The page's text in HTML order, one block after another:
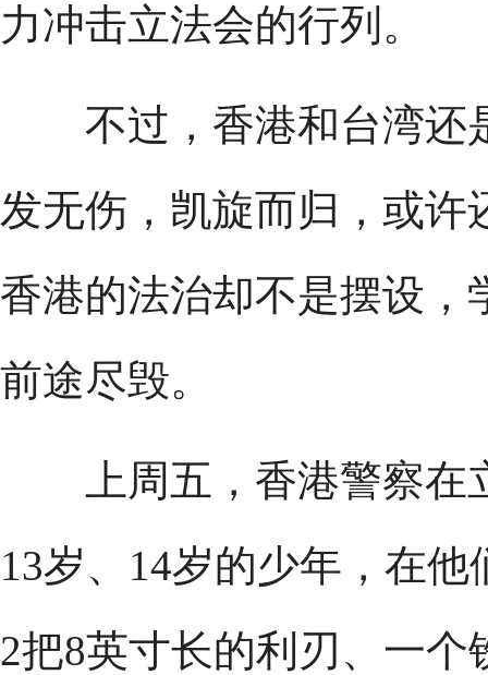
力冲击立法会的行列。
不过，香港和台湾还
发无伤，凯旋而归，或许
香港的法治却不是摆设，
前途尽毁。
上周五，香港警察在
13岁、14岁的少年，在
2把8英寸长的利刃、一